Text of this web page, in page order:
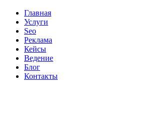
Главная
Услуги
Seo
Реклама
Кейсы
Ведение
Блог
Контакты